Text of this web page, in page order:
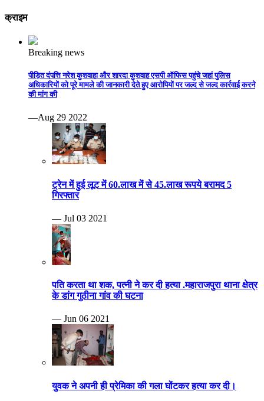
क्राइम
Breaking news
पीड़ित दंपत्ति नरेश कुशवाहा और शारदा कुशवाह एसपी ऑफिस पहुंचे जहां पुलिस
अधिकारियों को पूरे मामले की जानकारी देते हुए आरोपियों पर जल्द से जल्द कार्रवाई करने
की मांग की
—Aug 29 2022
ट्रेन में हुई लूट में 60.लाख में से 45.लाख रूपये बरामद 5
गिरफ्तार
— Jul 03 2021
पति करता था शक, पत्नी ने कर दी हत्या .महाराजपुरा थाना क्षेत्र
के डांग गुठीना गांव की घटना
— Jun 06 2021
युवक ने अपनी ही प्रेमिका की गला घोंटकर हत्या कर दी।